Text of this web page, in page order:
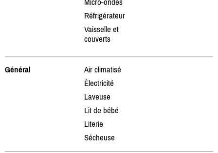
Réfrigérateur
Vaisselle et
couverts
Général
Air climatisé
Électricité
Laveuse
Lit de bébé
Literie
Sécheuse